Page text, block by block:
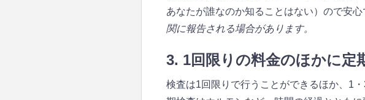
あなたが誰なのか知ることはない）ので安心
関に報告される場合があります。
3. 1回限りの料金のほかに定
検査は1回限りで行うことができるほか、1